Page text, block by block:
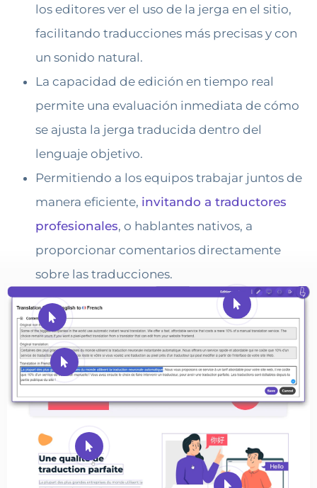
los editores ver el uso de la jerga en el sitio,
facilitando traducciones más precisas y con
un sonido natural.
La capacidad de edición en tiempo real
permite una evaluación inmediata de cómo
se ajusta la jerga traducida dentro del
lenguaje objetivo.
Permitiendo a los equipos trabajar juntos de
manera eficiente, invitando a traductores
profesionales, o hablantes nativos, a
proporcionar comentarios directamente
sobre las traducciones.